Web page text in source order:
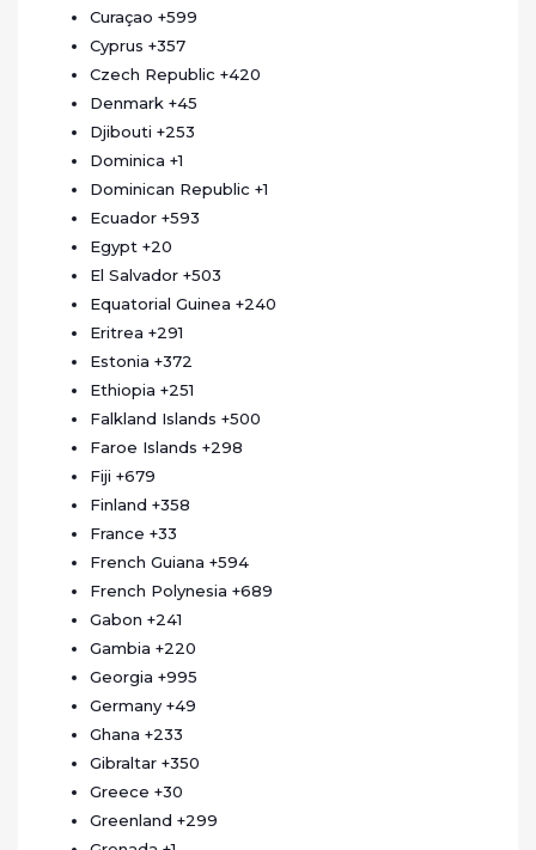
Curaçao +599
Cyprus +357
Czech Republic +420
Denmark +45
Djibouti +253
Dominica +1
Dominican Republic +1
Ecuador +593
Egypt +20
El Salvador +503
Equatorial Guinea +240
Eritrea +291
Estonia +372
Ethiopia +251
Falkland Islands +500
Faroe Islands +298
Fiji +679
Finland +358
France +33
French Guiana +594
French Polynesia +689
Gabon +241
Gambia +220
Georgia +995
Germany +49
Ghana +233
Gibraltar +350
Greece +30
Greenland +299